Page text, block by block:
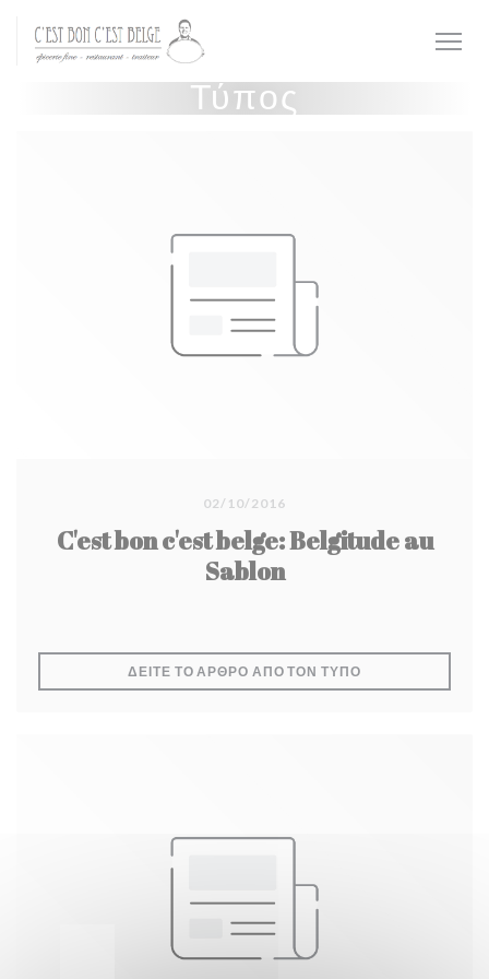
Πίνακας διαχείρισης "Μπισκότων" (Cookies)
Τύπος
02/10/2016
C'est bon c'est belge: Belgitude au
Sablon
ΔΕΊΤΕ ΤΟ ΆΡΘΡΟ ΑΠΌ ΤΟΝ ΤΎΠΟ((ΑΝΟΊΓΕΙ ΣΕ